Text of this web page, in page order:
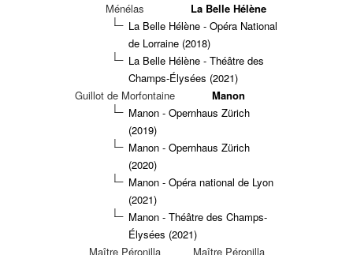
Ménélas
La Belle Hélène
La Belle Hélène - Opéra National
de Lorraine (2018)
La Belle Hélène - Théâtre des
Champs-Élysées (2021)
Guillot de Morfontaine
Manon
Manon - Opernhaus Zürich
(2019)
Manon - Opernhaus Zürich
(2020)
Manon - Opéra national de Lyon
(2021)
Manon - Théâtre des Champs-
Élysées (2021)
Maître Péronilla
Maître Péronilla